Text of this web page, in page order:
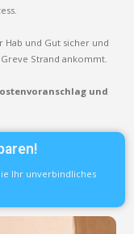
Hab und Gut sicher und
Strand ankommt.
und
Ihr unverbindliches